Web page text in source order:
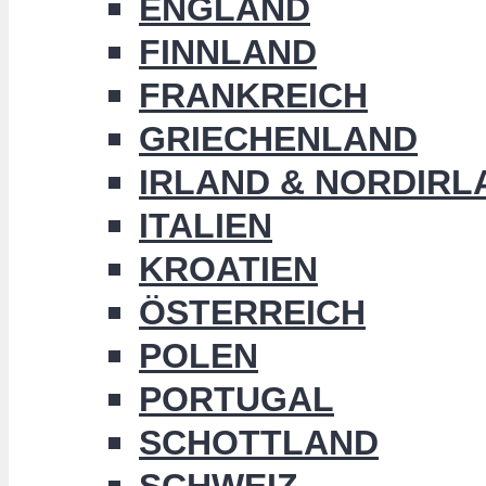
ENGLAND
FINNLAND
FRANKREICH
GRIECHENLAND
IRLAND &
ITALIEN
KROATIEN
ÖSTERREICH
POLEN
PORTUGAL
SCHOTTLAND